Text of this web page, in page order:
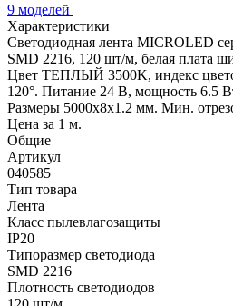
9 моделей
Характеристики
Светодиодная лента MICROLED
SMD 2216, 120 шт/м, белая плата
Цвет ТЕПЛЫЙ 3500K, индекс
120°. Питание 24 В, мощность 6.5
Размеры 5000x8x1.2 мм. Мин.
Цена за 1 м.
Общие
Артикул
040585
Тип товара
Лента
Класс пылевлагозащиты
IP20
Типоразмер светодиода
SMD 2216
Плотность светодиодов